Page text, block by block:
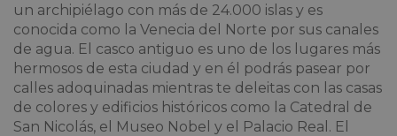
un archipiélago con más de 24.000 islas y es
conocida como la Venecia del Norte por sus canales
de agua. El casco antiguo es uno de los lugares más
hermosos de esta ciudad y en él podrás pasear por
calles adoquinadas mientras te deleitas con las casas
de colores y edificios históricos como la Catedral de
San Nicolás, el Museo Nobel y el Palacio Real. El